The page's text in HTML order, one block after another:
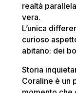
realtà
vera.
L’unica
curioso
abitano: dei
Storia
Coraline è un